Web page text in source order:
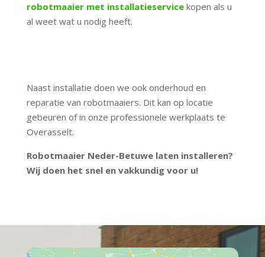
robotmaaier met installatieservicekopen als u
al weet wat u nodig heeft.
Naast installatie doen we ook onderhoud en
reparatie van robotmaaiers. Dit kan op locatie
gebeuren of in onze professionele werkplaats te
Overasselt.
Robotmaaier Neder-Betuwe laten installeren?
Wij doen het snel en vakkundig voor u!